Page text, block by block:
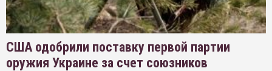
США одобрили поставку первой партии
оружия Украине за счет союзников